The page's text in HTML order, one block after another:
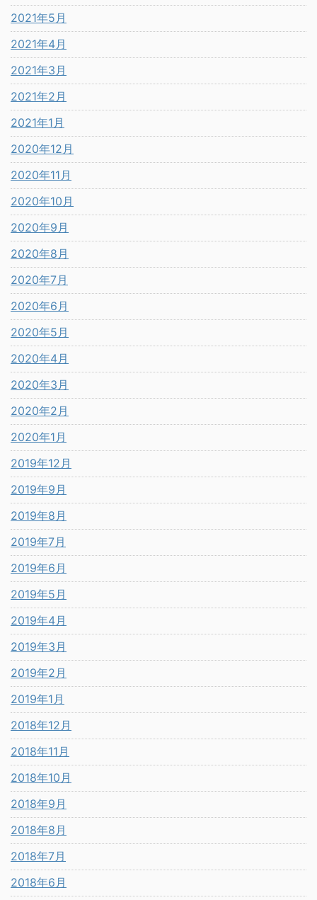
2021年5月
2021年4月
2021年3月
2021年2月
2021年1月
2020年12月
2020年11月
2020年10月
2020年9月
2020年8月
2020年7月
2020年6月
2020年5月
2020年4月
2020年3月
2020年2月
2020年1月
2019年12月
2019年9月
2019年8月
2019年7月
2019年6月
2019年5月
2019年4月
2019年3月
2019年2月
2019年1月
2018年12月
2018年11月
2018年10月
2018年9月
2018年8月
2018年7月
2018年6月